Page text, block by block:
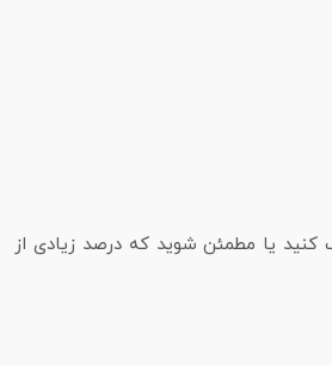
کنید یا مطمئن شوید که درصد زیادی از